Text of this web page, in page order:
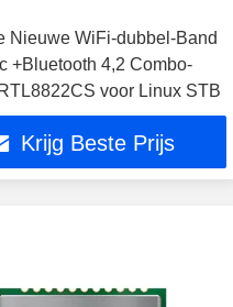
Nieuwe WiFi-dubbel-Band
+Bluetooth 4,2 Combo-
voor Linux STB
Krijg Beste Prijs